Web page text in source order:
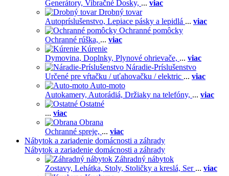
Generátory, Vibračné Dosky, ... viac
Drobný tovar
Autopríslušenstvo, Lepiace pásky a lepidlá ... viac
Ochranné pomôcky
Ochranné rúška, ... viac
Kúrenie
Dymovina, Doplnky, Plynové ohrievače, ... viac
Náradie-Príslušenstvo
Určené pre vŕtačku / uťahovačku / elektric ... viac
Auto-moto
Autokamery, Autorádiá, Držiaky na telefóny, ... viac
Ostatné
... viac
Obrana
Ochranné spreje, ... viac
Nábytok a zariadenie domácnosti a záhrady
Nábytok a zariadenie domácnosti a záhrady
Záhradný nábytok
Zostavy, Lehátka, Stoly, Stoličky a kreslá, Ser ... viac